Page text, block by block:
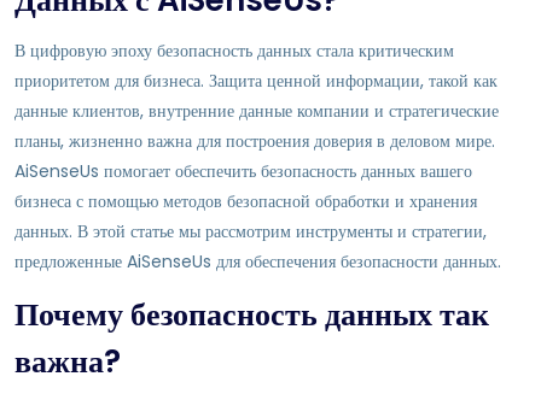
В цифровую эпоху безопасность данных стала критическим
приоритетом для бизнеса. Защита ценной информации, такой как
данные клиентов, внутренние данные компании и стратегические
планы, жизненно важна для построения доверия в деловом мире.
AiSenseUs помогает обеспечить безопасность данных вашего
бизнеса с помощью методов безопасной обработки и хранения
данных. В этой статье мы рассмотрим инструменты и стратегии,
предложенные AiSenseUs для обеспечения безопасности данных.
Почему безопасность данных так
важна?